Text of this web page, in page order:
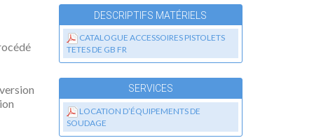
DESCRIPTIFS MATÉRIELS
CATALOGUE ACCESSOIRES PISTOLETS
TETES DE GB FR
SERVICES
LOCATION D’ÉQUIPEMENTS DE
SOUDAGE